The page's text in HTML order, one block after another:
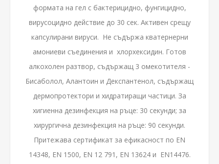
формата на гел с бактерицидно, фунгицидно,
вирусоцидно действие до 30 сек. Активен срещу
капсулирани вируси. Не съдържа кватернерни
амониеви съединения и хлорхексидин. Готов
алкохолен разтвор, съдържащ 3 омекотителя -
Бисаболол, Алантоин и Декспантенол, съдържащ
дермопротектори и хидратиращи частици. За
хигиенна дезинфекция на ръце: 30 секунди; за
хирургична дезинфекция на ръце: 90 секунди.
Притежава сертификат за ефикасност по EN
14348, EN 1500, EN 12 791, EN 13624 и EN14476.